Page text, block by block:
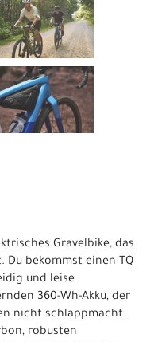
Gravelbike, das
bekommst einen TQ
und leise
360-Wh-Akku, der
nicht schlappmacht.
robusten